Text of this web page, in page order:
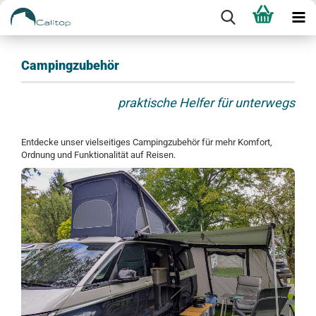
Campingzubehör
praktische Helfer für unterwegs
Entdecke unser vielseitiges Campingzubehör für mehr Komfort,
Ordnung und Funktionalität auf Reisen.